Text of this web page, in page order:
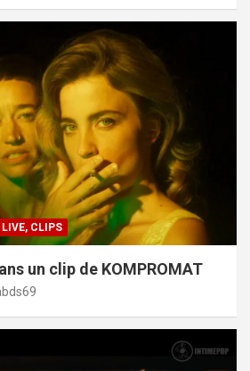
LIVE, CLIPS
un clip de KOMPROMAT